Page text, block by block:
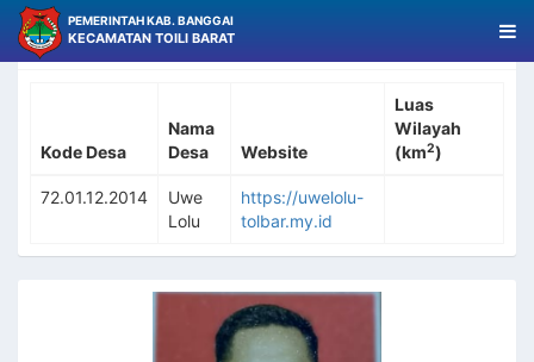
PEMERINTAH KAB. BANGGAI
KECAMATAN TOILI BARAT
Data Desa Uwe Lolu
Kode Desa
Nama
Desa
Website
Luas
Wilayah
(km2)
72.01.12.2014
Uwe
Lolu
https://uwelolu-
tolbar.my.id